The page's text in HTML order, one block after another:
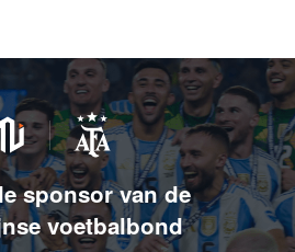
sponsor van de
voetbalbond